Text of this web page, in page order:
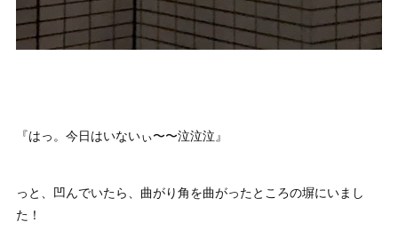
『はっ。今日はいないぃ〜〜泣泣泣』
っと、凹んでいたら、曲がり角を曲がったところの塀にいまし
た！